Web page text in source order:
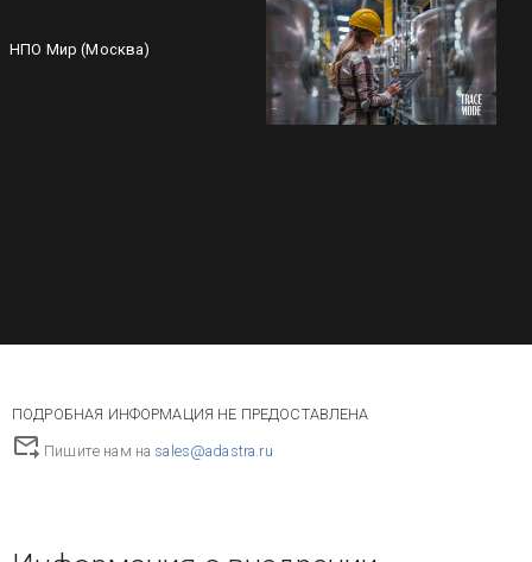
НПО Мир (Москва)
ПОДРОБНАЯ ИНФОРМАЦИЯ НЕ ПРЕДОСТАВЛЕНА
Пишите нам на sales@adastra.ru